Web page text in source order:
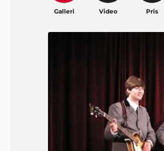
Galleri Video Pris